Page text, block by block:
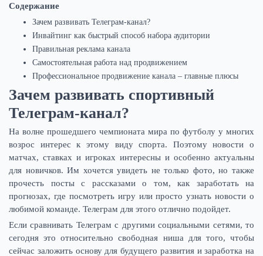
Содержание
Зачем развивать Телеграм-канал?
Инвайтинг как быстрый способ набора аудитории
Правильная реклама канала
Самостоятельная работа над продвижением
Профессиональное продвижение канала – главные плюсы
Зачем развивать спортивный
Телеграм-канал?
На волне прошедшего чемпионата мира по футболу у многих
возрос интерес к этому виду спорта. Поэтому новости о
матчах, ставках и игроках интересны и особенно актуальны
для новичков. Им хочется увидеть не только фото, но также
прочесть посты с рассказами о том, как заработать на
прогнозах, где посмотреть игру или просто узнать новости о
любимой команде. Телеграм для этого отлично подойдет.
Если сравнивать Телеграм с другими социальными сетями, то
сегодня это относительно свободная ниша для того, чтобы
сейчас заложить основу для будущего развития и заработка на